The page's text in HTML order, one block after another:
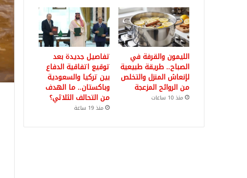
الليمون والقرفة في
الصباح.. طريقة طبيعية
لإنعاش المنزل والتخلص
من الروائح المزعجة
منذ 10 ساعات
تفاصيل جديدة بعد
توقيع اتفاقية الدفاع
بين تركيا والسعودية
وباكستان.. ما الهدف
من التحالف الثلاثي؟
منذ 19 ساعة